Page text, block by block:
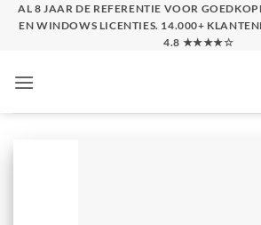
SkipAL 8 JAAR DE REFERENTIE VOOR
EN WINDOWS LICENTIES. 14.000+
4.8 ★★★★☆